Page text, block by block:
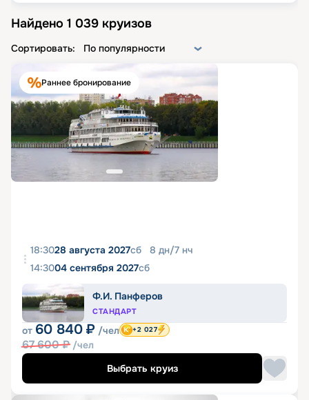
Найдено 1 039 круизов
Сортировать: По популярности
Раннее бронирование
18:3028 августа 2027сб 8 дн/7 нч
14:3004 сентября 2027сб
Ф.И. Панферов
СТАНДАРТ
от 60 840 ₽ /чел
67 600₽ /чел
+2 027
Выбрать круиз